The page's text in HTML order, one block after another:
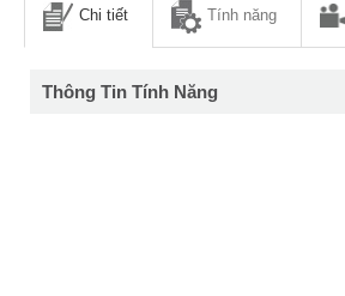
Chi tiết Tính năng
Thông Tin Tính Năng